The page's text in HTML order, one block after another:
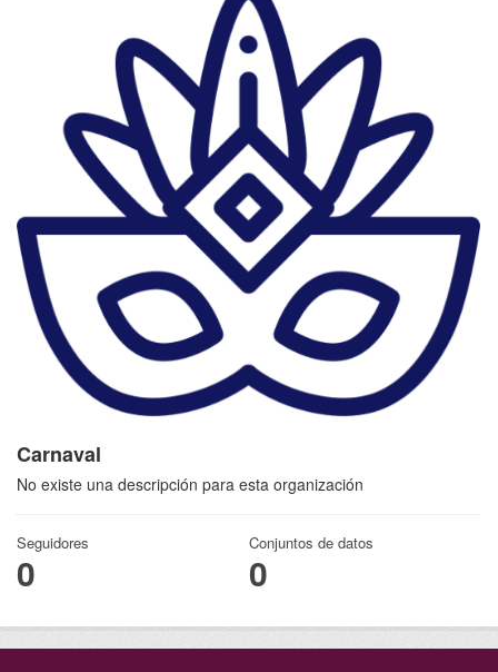
Carnaval
No existe una descripción para esta organización
Seguidores
0
Conjuntos de datos
0